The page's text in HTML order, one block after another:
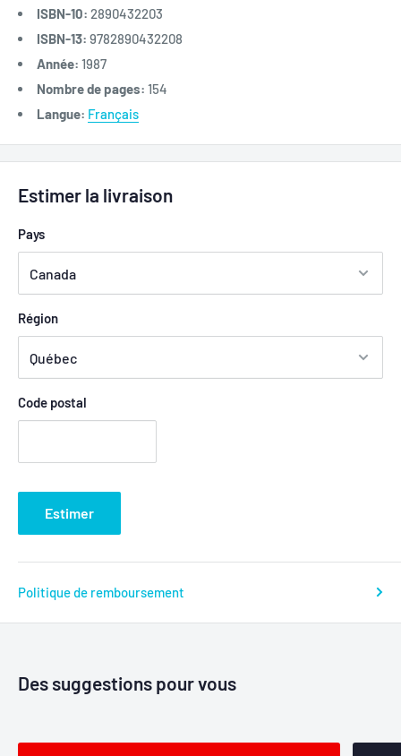
ISBN-10: 2890432203
ISBN-13: 9782890432208
Année: 1987
Nombre de pages: 154
Langue: Français
Estimer la livraison
Pays
Région
Code postal
Estimer
Politique de remboursement
Des suggestions pour vous